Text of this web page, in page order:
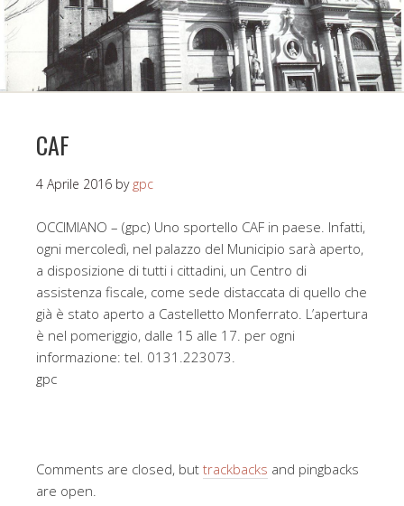
CAF
4 Aprile 2016 by gpc
OCCIMIANO – (gpc) Uno sportello CAF in paese. Infatti,
ogni mercoledì, nel palazzo del Municipio sarà aperto,
a disposizione di tutti i cittadini, un Centro di
assistenza fiscale, come sede distaccata di quello che
già è stato aperto a Castelletto Monferrato. L’apertura
è nel pomeriggio, dalle 15 alle 17. per ogni
informazione: tel. 0131.223073.
gpc
Comments are closed, but trackbacks and pingbacks
are open.